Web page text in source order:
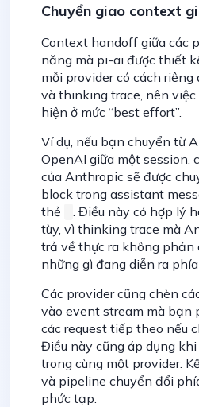
Chuyển giao context
Context handoff giữa các
năng mà pi-ai được thiết
mỗi provider có cách
và thinking trace, nên
hiện ở mức “best effort”.
Ví dụ, nếu bạn chuyển từ
OpenAI giữa một session,
của Anthropic sẽ được
block trong assistant
thẻ
. Điều này có hợp lý
tùy, vì thinking trace mà
trả về thực ra không phản
những gì đang diễn ra
Các provider cũng chèn
vào event stream mà bạn
các request tiếp theo nếu
Điều này cũng áp dụng
trong cùng một provider.
và pipeline chuyển đổi
phức tạp.